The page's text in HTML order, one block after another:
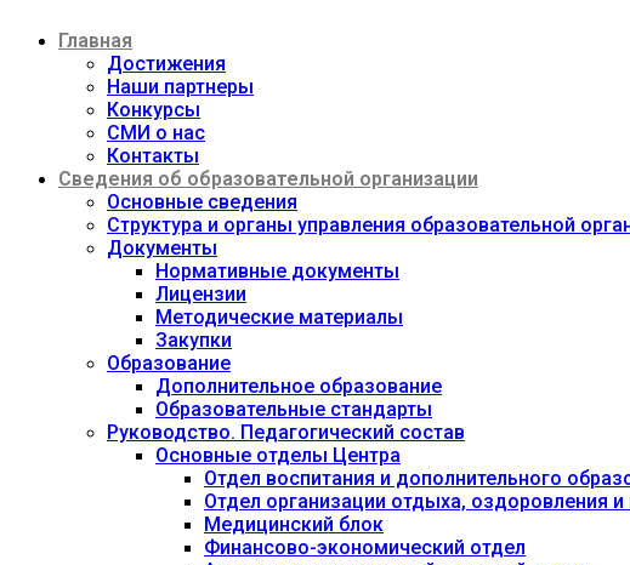
содержимому
Главная
Достижения
Наши партнеры
Конкурсы
СМИ о нас
Контакты
Сведения об образовательной организации
Основные сведения
Структура и органы управления образовательной
Документы
Нормативные документы
Лицензии
Методические материалы
Закупки
Образование
Дополнительное образование
Образовательные стандарты
Руководство. Педагогический состав
Основные отделы Центра
Отдел воспитания и дополнительного
Отдел организации отдыха, оздоровления
Медицинский блок
Финансово-экономический отдел